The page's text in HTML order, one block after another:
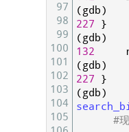
97
98
99
100
101
102
103
104
105
(gdb)
227
}
(gdb)
132
(gdb)
227
}
(gdb)
#